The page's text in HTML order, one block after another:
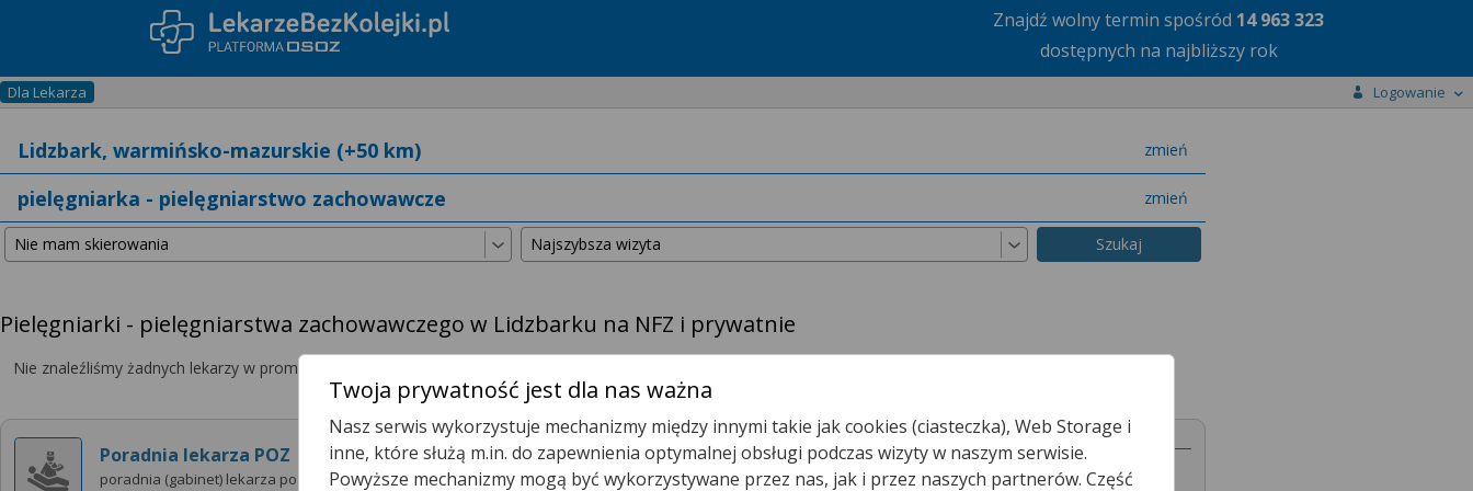
Znajdź wolny termin spośród 14 963 323
dostępnych na najbliższy rok
Dla Lekarza Logowanie
zmień
miasto
zmień
specjalizację
Pielęgniarki - pielęgniarstwa zachowawczego w Lidzbarku na NFZ i prywatnie
Nie znaleźliśmy żadnych lekarzy w promieniu
Poradnia lekarza POZ
poradnia (gabinet) lekarza poz
Poradnia (gabinet) Lekarza POZ
Twoja prywatność jest dla nas ważna
Nasz serwis wykorzystuje mechanizmy między innymi takie jak cookies (ciasteczka), Web Storage i
inne, które służą m.in. do zapewnienia optymalnej obsługi podczas wizyty w naszym serwisie.
Powyższe mechanizmy mogą być wykorzystywane przez nas, jak i przez naszych partnerów. Część